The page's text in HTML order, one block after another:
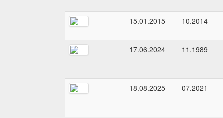
15.01.2015 10.2014
17.06.2024 11.1989
18.08.2025 07.2021